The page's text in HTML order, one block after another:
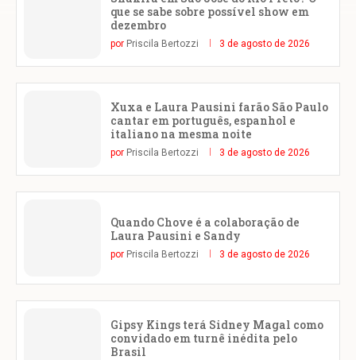
que se sabe sobre possível show em
dezembro
por Priscila Bertozzi 3 de agosto de 2026
Xuxa e Laura Pausini farão São Paulo
cantar em português, espanhol e
italiano na mesma noite
por Priscila Bertozzi 3 de agosto de 2026
Quando Chove é a colaboração de
Laura Pausini e Sandy
por Priscila Bertozzi 3 de agosto de 2026
Gipsy Kings terá Sidney Magal como
convidado em turnê inédita pelo
Brasil